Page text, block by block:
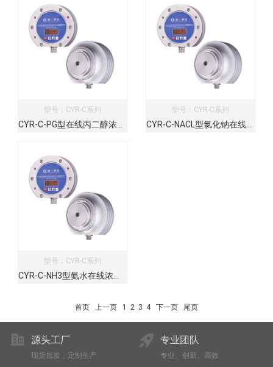
型号：CYR-C系列 型号：CYR-C系列
型号：CYR-C系列
首页 上一页 1 2 3 4 下一页 尾页
源头工厂
现货批发，定制生产
专业团队
专业、创新、高效